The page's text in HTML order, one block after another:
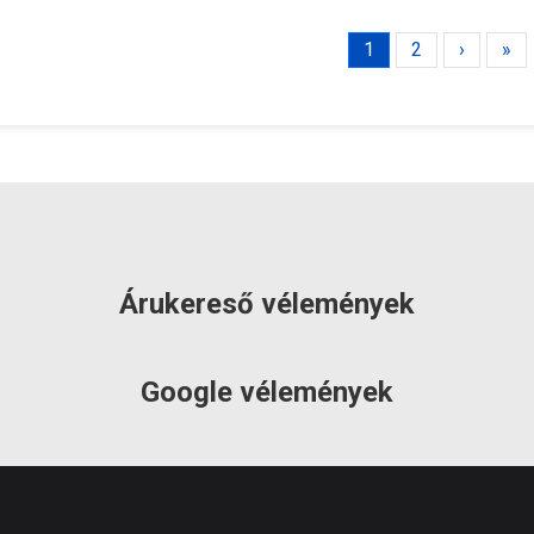
1 2 › »
Árukereső vélemények
Google vélemények